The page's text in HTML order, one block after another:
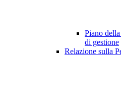
Piano
di gestione
Relazione sulla